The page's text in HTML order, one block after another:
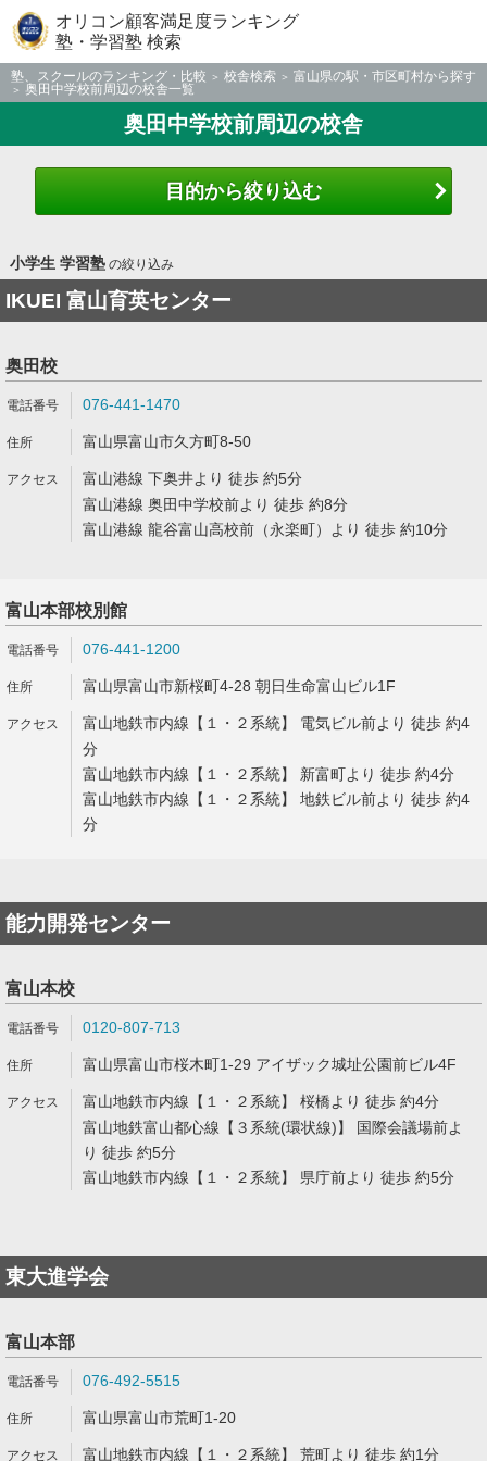
オリコン顧客満足度ランキング
塾・学習塾 検索
塾、スクールのランキング・比較 校舎検索
富山県の駅・市区町村から探す
奥田中学校前周辺の校舎一覧
奥田中学校前周辺の校舎
目的から絞り込む
小学生 学習塾の絞り込み
IKUEI 富山育英センター
奥田校
076-441-1470
富山県富山市久方町8-50
富山港線 下奥井より 徒歩 約5分
富山港線 奥田中学校前より 徒歩 約8分
富山港線 龍谷富山高校前（永楽町）より 徒歩 約10分
富山本部校別館
076-441-1200
富山県富山市新桜町4-28 朝日生命富山ビル1F
富山地鉄市内線【１・２系統】 電気ビル前より 徒歩 約4
分
富山地鉄市内線【１・２系統】 新富町より 徒歩 約4分
富山地鉄市内線【１・２系統】 地鉄ビル前より 徒歩 約4
分
能力開発センター
富山本校
0120-807-713
富山県富山市桜木町1-29 アイザック城址公園前ビル4F
富山地鉄市内線【１・２系統】 桜橋より 徒歩 約4分
富山地鉄富山都心線【３系統(環状線)】 国際会議場前よ
り 徒歩 約5分
富山地鉄市内線【１・２系統】 県庁前より 徒歩 約5分
東大進学会
富山本部
076-492-5515
富山県富山市荒町1-20
富山地鉄市内線【１・２系統】 荒町より 徒歩 約1分